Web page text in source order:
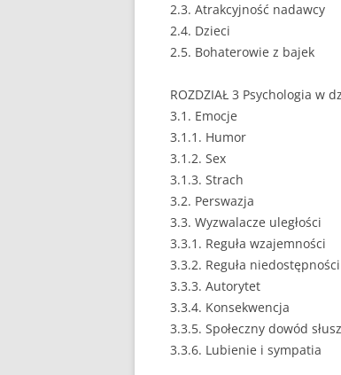
2.3. Atrakcyjność nadawcy
2.4. Dzieci
2.5. Bohaterowie z bajek
ROZDZIAŁ 3 Psychologia w
3.1. Emocje
3.1.1. Humor
3.1.2. Sex
3.1.3. Strach
3.2. Perswazja
3.3. Wyzwalacze uległości
3.3.1. Reguła wzajemności
3.3.2. Reguła niedostępności
3.3.3. Autorytet
3.3.4. Konsekwencja
3.3.5. Społeczny dowód
3.3.6. Lubienie i sympatia